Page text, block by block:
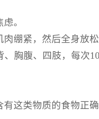
。
绷紧，然后全身放
胸腹、四肢，每次
这类物质的食物正